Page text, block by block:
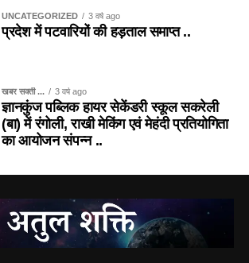
UNCATEGORIZED 3 वर्ष ago
प्रदेश में पटवारियों की हड़ताल समाप्त ..
खबर सक्ती ... 3 वर्ष ago
ज्ञानकुंज पब्लिक हायर सेकेंडरी स्कूल सकरेली
(बा) में रंगोली, राखी मेकिंग एवं मेहंदी प्रतियोगिता
का आयोजन संपन्न ..